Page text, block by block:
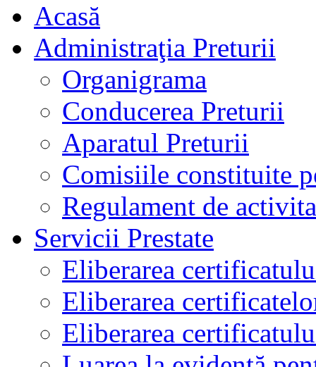
Acasă
Administraţia Preturii
Organigrama
Conducerea Preturii
Aparatul Preturii
Comisiile constituite
Regulament de
Servicii Prestate
Eliberarea
Eliberarea
Eliberarea